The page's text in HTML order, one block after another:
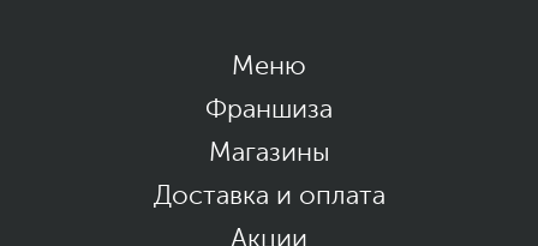
Меню
Франшиза
Магазины
Доставка и оплата
Акции